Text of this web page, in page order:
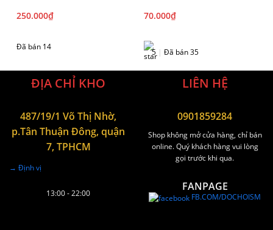
250.000₫
Đã bán 14
70.000₫
5 | Đã bán 35
ĐỊA CHỈ KHO
487/19/1 Võ Thị Nhờ,
p.Tân Thuận Đông, quận
7, TPHCM
→ Định vị
13:00 - 22:00
LIÊN HỆ
0901859284
Shop không mở cửa hàng, chỉ bán
online. Quý khách hàng vui lòng
gọi trước khi qua.
FANPAGE
FB.COM/DOCHOISM